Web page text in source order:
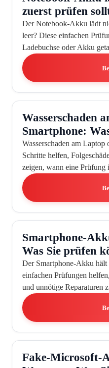
zuerst prüfen
Der Notebook-Akku lädt
leer? Diese einfachen
Ladebuchse oder Akku
Wasserschaden
Smartphone:
Wasserschaden am Laptop
Schritte helfen,
zeigen, wann eine Prüfung
Smartphone-
Was Sie prüfen
Der Smartphone-Akku
einfachen Prüfungen
und unnötige Reparaturen
Fake-Microsoft-